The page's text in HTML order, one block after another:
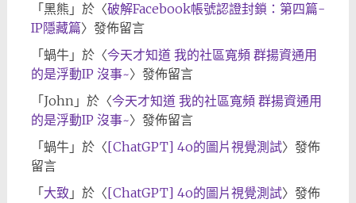
「 黑熊 」於〈破解Facebook帳號認證封鎖：第四篇-
IP隱藏篇〉發佈留言
「 蝸牛」於〈今天才知道 我的社區寬頻 群揚資通用
的是浮動IP 沒事~〉發佈留言
「 John」於〈今天才知道 我的社區寬頻 群揚資通用
的是浮動IP 沒事~〉發佈留言
「 蝸牛」於〈[ChatGPT] 4o的圖片視覺測試〉發佈
留言
「 大致 」於〈[ChatGPT] 4o的圖片視覺測試〉發佈